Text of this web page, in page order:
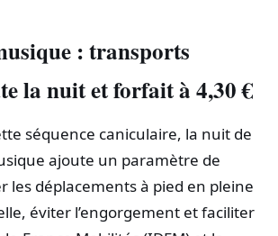
: transports
la nuit et forfait à 4,30 €
séquence caniculaire, la nuit de
ajoute un paramètre de
les déplacements à pied en pleine
éviter l’engorgement et faciliter